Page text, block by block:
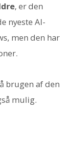
, er den
nyeste AI-
men den har
brugen af den
mulig.